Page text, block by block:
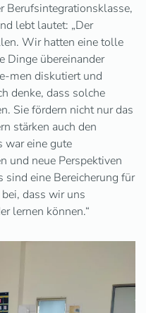
Berufsintegrationsklasse,
lebt lautet: „Der
Wir hatten eine tolle
Dinge übereinander
men diskutiert und
denke, dass solche
Sie fördern nicht nur das
stärken auch den
war eine gute
und neue Perspektiven
eine Bereicherung für
dass wir uns
lernen können.“